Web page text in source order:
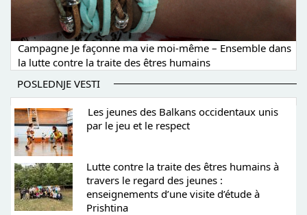
Campagne Je façonne ma vie moi-même – Ensemble dans
la lutte contre la traite des êtres humains
POSLEDNJE VESTI
Les jeunes des Balkans occidentaux unis
par le jeu et le respect
Lutte contre la traite des êtres humains à
travers le regard des jeunes :
enseignements d’une visite d’étude à
Prishtina